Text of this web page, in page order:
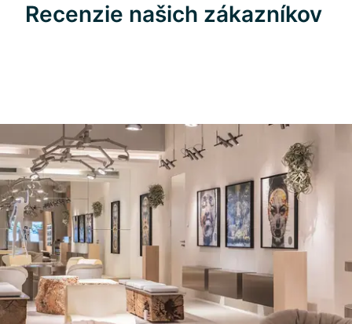
Recenzie našich zákazníkov